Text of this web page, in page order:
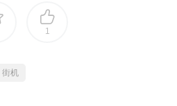
1
街机